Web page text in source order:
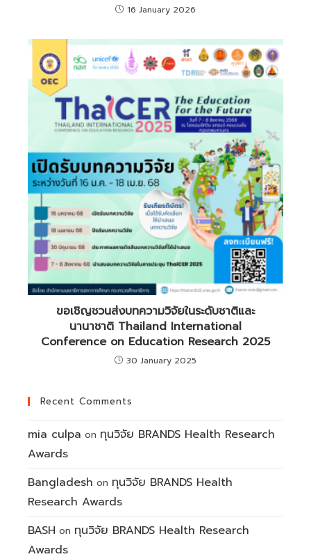
16 January 2026
ขอเชิญชวนส่งบทความวิจัยในระดับชาติและ
นานาชาติ Thailand International
Conference on Education Research 2025
30 January 2025
Recent Comments
mia culpa on ทุนวิจัย BRANDS Health Research
Awards
Bangladesh on ทุนวิจัย BRANDS Health
Research Awards
BASH on ทุนวิจัย BRANDS Health Research
Awards